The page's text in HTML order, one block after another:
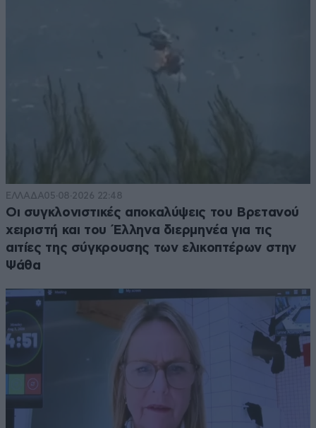
ΕΛΛΑΔΑ05·08·2026 22:48
Οι συγκλονιστικές αποκαλύψεις του Βρετανού
χειριστή και του Έλληνα διερμηνέα για τις
αιτίες της σύγκρουσης των ελικοπτέρων στην
Ψάθα